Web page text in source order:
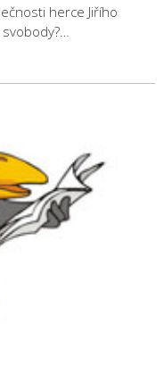
herce Jiřího
svobody?…